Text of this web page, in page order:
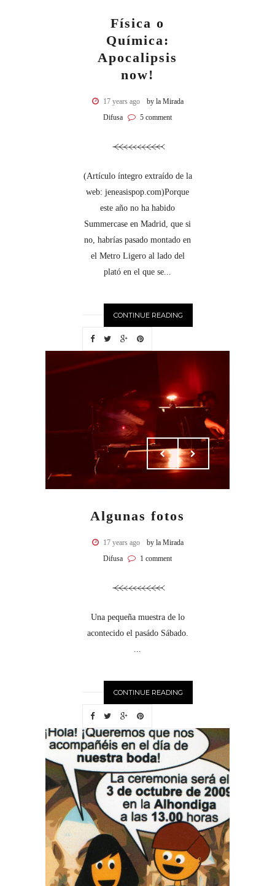
Física o
Química:
Apocalipsis
now!
17 years ago
by la Mirada
Difusa
5 comment
(Artículo íntegro extraído de la
web: jeneasispop.com)Porque
este año no ha habido
Summercase en Madrid, que si
no, habrías pasado montado en
el Metro Ligero al lado del
plató en el que se...
CONTINUE READING
Algunas fotos
17 years ago
by la Mirada
Difusa
1 comment
Una pequeña muestra de lo
acontecido el pasádo Sábado.
CONTINUE READING